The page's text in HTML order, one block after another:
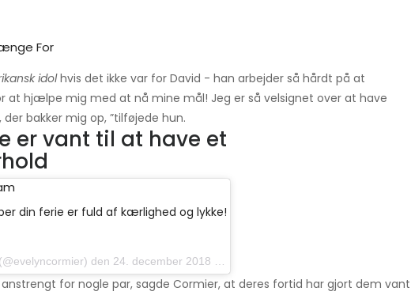
For
idolhvis det ikke var for David - han arbejder så hårdt på at
at hjælpe mig med at nå mine mål! Jeg er så velsignet over at have
bakker mig op, ”tilføjede hun.
er vant til at have et
din ferie er fuld af kærlighed og lykke!
(@evelyncormier) den 24. december 2018 kl. 13:12 PST
for nogle par, sagde Cormier, at deres fortid har gjort dem vant